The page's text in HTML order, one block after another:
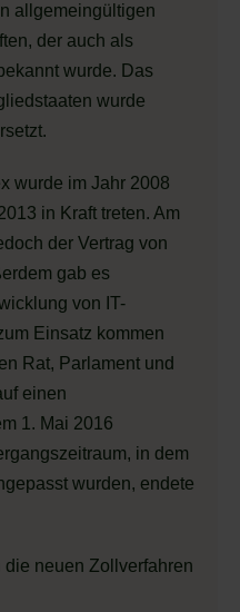
allgemeingültigen
der auch als
wurde. Das
wurde
wurde im Jahr 2008
in Kraft treten. Am
der Vertrag von
gab es
von IT-
Einsatz kommen
Rat, Parlament und
einen
1. Mai 2016
in dem
wurden, endete
die neuen Zollverfahren